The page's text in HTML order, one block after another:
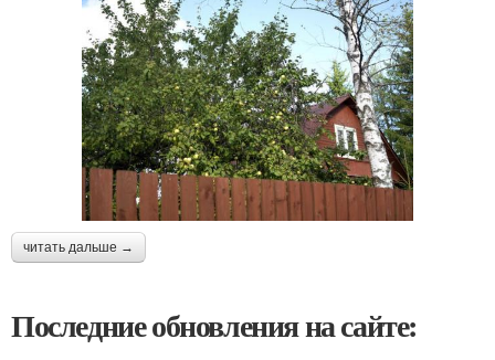
читать дальше →
Последние обновления на сайте: